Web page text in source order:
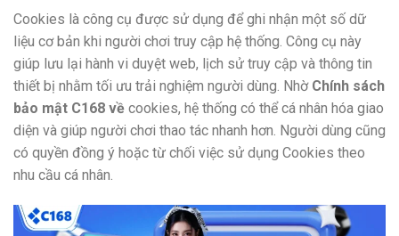
Cookies là công cụ được sử dụng để ghi nhận một số dữ
liệu cơ bản khi người chơi truy cập hệ thống. Công cụ này
giúp lưu lại hành vi duyệt web, lịch sử truy cập và thông tin
thiết bị nhằm tối ưu trải nghiệm người dùng. Nhờ Chính sách
bảo mật C168 về cookies, hệ thống có thể cá nhân hóa giao
diện và giúp người chơi thao tác nhanh hơn. Người dùng cũng
có quyền đồng ý hoặc từ chối việc sử dụng Cookies theo
nhu cầu cá nhân.